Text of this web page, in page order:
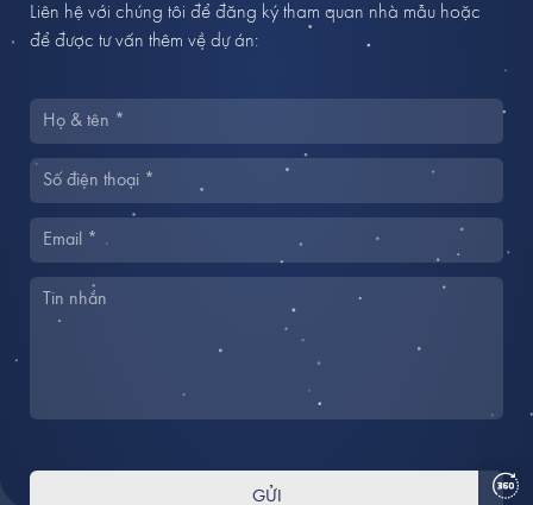
Liên hệ với chúng tôi để đăng ký tham quan nhà mẫu hoặc
để được tư vấn thêm về dự án:
GỬI